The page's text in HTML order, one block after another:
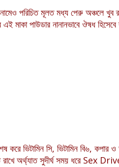
পরিচিত মূলত মধ্য পেরু অঞ্চলে
মাকা পাউডার নানানভাবে ঔষধ
করে ভিটামিন সি, ভিটামিন বি৬,
অর্থ্যাত সুদীর্ঘ সময় ধরে Sex